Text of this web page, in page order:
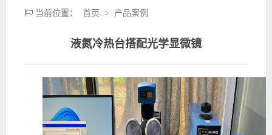
当前位置： 首页 > 产品案例
液氮冷热台搭配光学显微镜